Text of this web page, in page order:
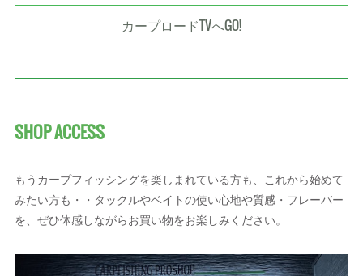
カープロードTVへGO!
SHOP ACCESS
もうカープフィッシングを楽しまれている方も、これから始めて
みたい方も・・タックルやベイトの使い心地や質感・フレーバー
を、ぜひ体感しながらお買い物をお楽しみください。